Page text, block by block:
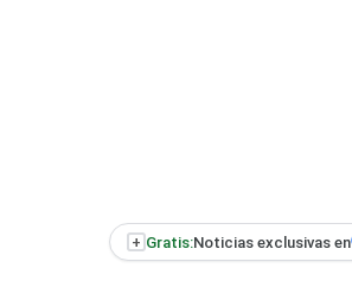
+ Gratis:Noticias exclusivas en